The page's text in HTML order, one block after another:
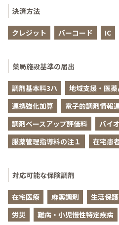
決済方法
クレジット バーコード IC
薬局施設基準の届出
調剤基本料3ハ
地域支援・医
連携強化加算
電子的調剤情報
調剤ベースアップ評価料
バイ
服薬管理指導料の注１
在宅患
対応可能な保険調剤
在宅医療 麻薬調剤 生活保護
労災
難病・小児慢性特定疾病